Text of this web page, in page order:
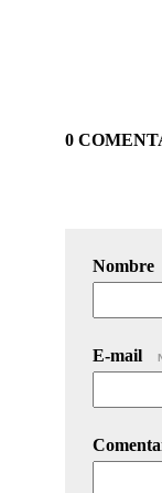
0
Nombre
E-mail